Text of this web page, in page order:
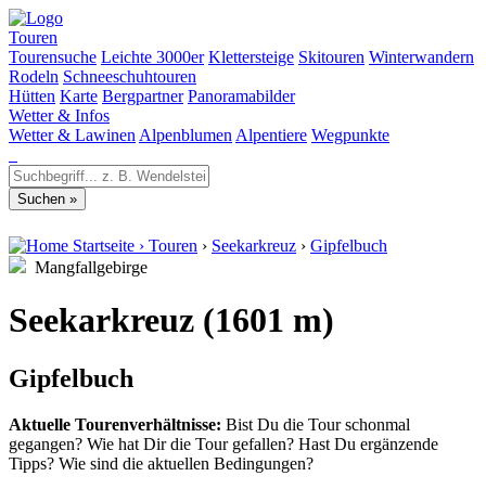
Touren
Tourensuche Leichte 3000er Klettersteige Skitouren Winterwandern
Rodeln Schneeschuhtouren
Hütten Karte Bergpartner Panoramabilder
Wetter & Infos
Wetter & Lawinen Alpenblumen Alpentiere Wegpunkte
Startseite › Touren › Seekarkreuz › Gipfelbuch
Mangfallgebirge
Seekarkreuz (1601 m)
Gipfelbuch
Aktuelle Tourenverhältnisse: Bist Du die Tour schonmal
gegangen? Wie hat Dir die Tour gefallen? Hast Du ergänzende
Tipps? Wie sind die aktuellen Bedingungen?